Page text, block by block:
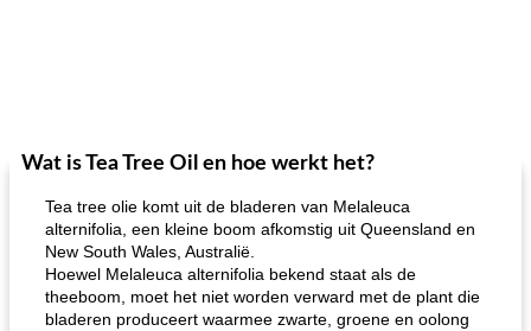
Wat is Tea Tree Oil en hoe werkt het?
Tea tree olie komt uit de bladeren van Melaleuca
alternifolia, een kleine boom afkomstig uit Queensland en
New South Wales, Australië.
Hoewel Melaleuca alternifolia bekend staat als de
theeboom, moet het niet worden verward met de plant die
bladeren produceert waarmee zwarte, groene en oolong